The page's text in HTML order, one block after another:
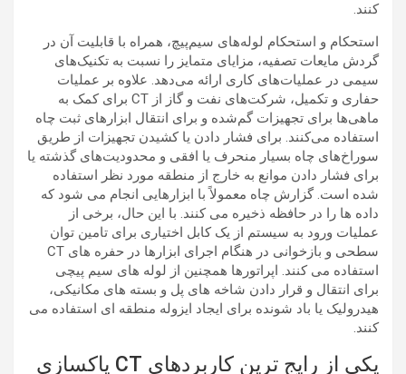
کنند.
استحکام و استحکام لوله‌های سیم‌پیچ، همراه با قابلیت آن در
گردش مایعات تصفیه، مزایای متمایز را نسبت به تکنیک‌های
سیمی در عملیات‌های کاری ارائه می‌دهد. علاوه بر عملیات
حفاری و تکمیل، شرکت‌های نفت و گاز از CT برای کمک به
ماهی‌ها برای تجهیزات گم‌شده و برای انتقال ابزارهای ثبت چاه
استفاده می‌کنند. برای فشار دادن یا کشیدن تجهیزات از طریق
سوراخ‌های چاه بسیار منحرف یا افقی و محدودیت‌های گذشته یا
برای فشار دادن موانع به خارج از منطقه مورد نظر استفاده
شده است. گزارش چاه معمولاً با ابزارهایی انجام می شود که
داده ها را در حافظه ذخیره می کنند. با این حال، برخی از
عملیات ورود به سیستم از یک کابل اختیاری برای تامین توان
سطحی و بازخوانی در هنگام اجرای ابزارها در حفره های CT
استفاده می کنند. اپراتورها همچنین از لوله های سیم پیچی
برای انتقال و قرار دادن شاخه های پل و بسته های مکانیکی،
هیدرولیک یا باد شونده برای ایجاد ایزوله منطقه ای استفاده می
کنند.
یکی از رایج ترین کاربردهای CT پاکسازی